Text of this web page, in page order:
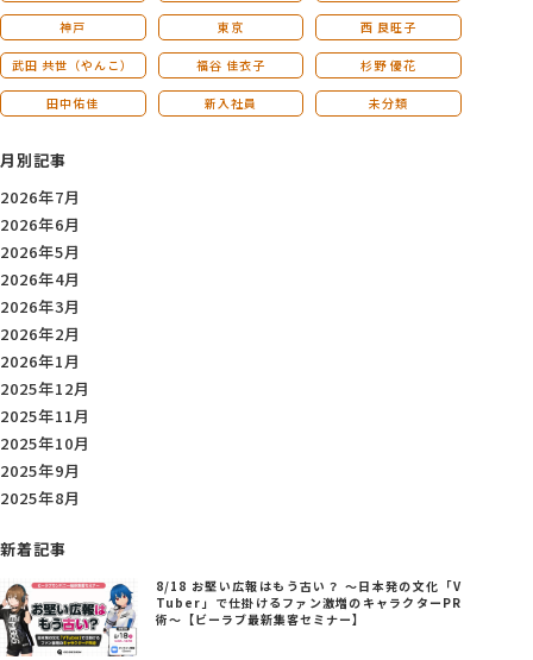
神戸 東京 西 良旺子
武田 共世（やんこ） 福谷 佳衣子 杉野 優花
田中佑佳 新入社員 未分類
月別記事
2026年7月
2026年6月
2026年5月
2026年4月
2026年3月
2026年2月
2026年1月
2025年12月
2025年11月
2025年10月
2025年9月
2025年8月
新着記事
8/18 お堅い広報はもう古い？ ～日本発の文化「V
Tuber」で仕掛けるファン激増のキャラクターPR
術～【ビーラブ最新集客セミナー】